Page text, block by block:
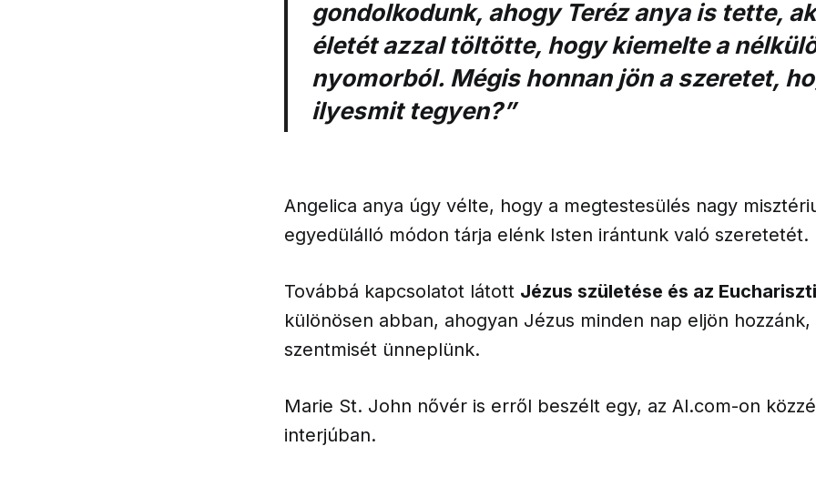
gondolkodunk, ahogy Teréz anya is tette,
életét azzal töltötte, hogy kiemelte a
nyomorból. Mégis honnan jön a szeretet,
ilyesmit tegyen?”
Angelica anya úgy vélte, hogy a megtestesülés nagy
egyedülálló módon tárja elénk Isten irántunk való szeretetét.
Továbbá kapcsolatot látott Jézus születése és az
különösen abban, ahogyan Jézus minden nap eljön hozzánk,
szentmisét ünneplünk.
Marie St. John nővér is erről beszélt egy, az Al.com-on
interjúban.